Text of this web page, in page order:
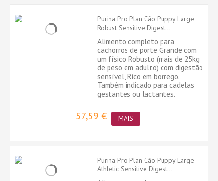
Purina Pro Plan Cão Puppy Large
Robust Sensitive Digest...
Alimento completo para
cachorros de porte Grande com
um físico Robusto (mais de 25kg
de peso em adulto) com digestão
sensível, Rico em borrego.
Também indicado para cadelas
gestantes ou lactantes.
57,59 € MAIS
Purina Pro Plan Cão Puppy Large
Athletic Sensitive Digest...